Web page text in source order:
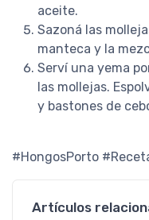
aceite.
Sazoná las
manteca y la
Serví una yema
las mollejas.
y bastones de
#HongosPorto
Artículos